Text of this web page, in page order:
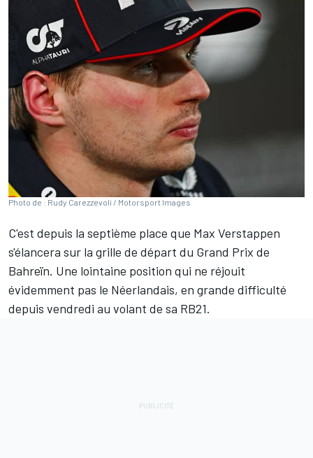
Photo de : Rudy Carezzevoli / Motorsport Images
C'est depuis la septième place que Max Verstappen
s'élancera sur la grille de départ du Grand Prix de
Bahreïn. Une lointaine position qui ne réjouit
évidemment pas le Néerlandais, en grande difficulté
depuis vendredi au volant de sa RB21.